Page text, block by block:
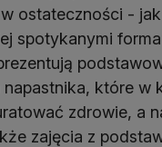
ostateczności -
spotykanymi
napastnika, które w
zdrowie, a
zajęcia z